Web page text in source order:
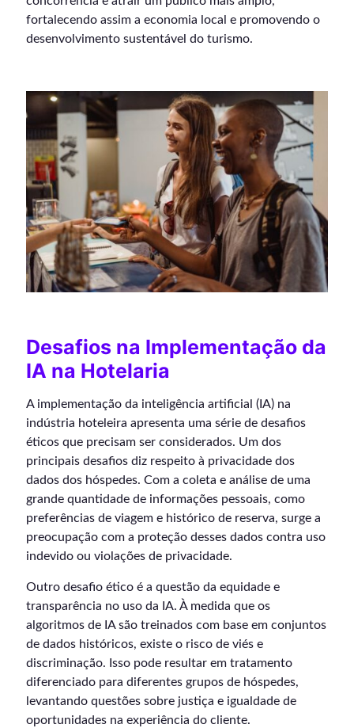
fortalecendo assim a economia local e promovendo o
desenvolvimento sustentável do turismo.
Desafios na Implementação da
IA na Hotelaria
A implementação da inteligência artificial (IA) na
indústria hoteleira apresenta uma série de desafios
éticos que precisam ser considerados. Um dos
principais desafios diz respeito à privacidade dos
dados dos hóspedes. Com a coleta e análise de uma
grande quantidade de informações pessoais, como
preferências de viagem e histórico de reserva, surge a
preocupação com a proteção desses dados contra uso
indevido ou violações de privacidade.
Outro desafio ético é a questão da equidade e
transparência no uso da IA. À medida que os
algoritmos de IA são treinados com base em conjuntos
de dados históricos, existe o risco de viés e
discriminação. Isso pode resultar em tratamento
diferenciado para diferentes grupos de hóspedes,
levantando questões sobre justiça e igualdade de
oportunidades na experiência do cliente.